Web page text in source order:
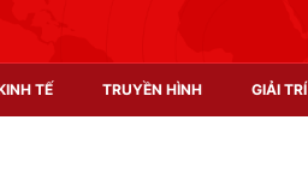
TẾ TRUYỀN HÌNH GIẢI TRÍ